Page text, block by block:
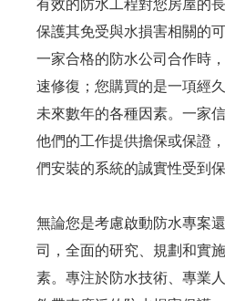
有效的防水工程對您房屋的
保護其免受與水損害相關的
一家合格的防水公司合作時
速修復；您購買的是一項經
未來數年的各種因素。一家
他們的工作提供擔保或保證
們安裝的系統的誠實性受到保
無論您是考慮啟動防水專案
司，全面的研究、規劃和實
素。專注於防水技術、專業